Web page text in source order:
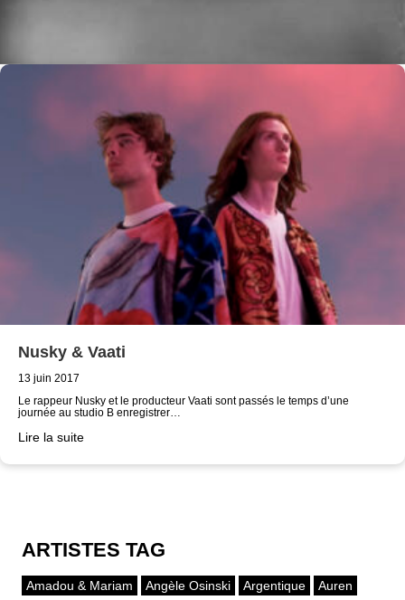
Nusky & Vaati
13 juin 2017
Le rappeur Nusky et le producteur Vaati sont passés le temps d’une
journée au studio B enregistrer…
Lire la suite
ARTISTES TAG
Amadou & Mariam Angèle Osinski Argentique
Auren